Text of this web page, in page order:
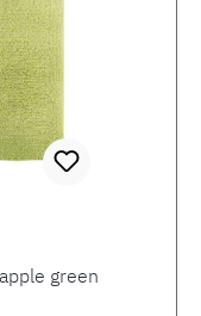
green